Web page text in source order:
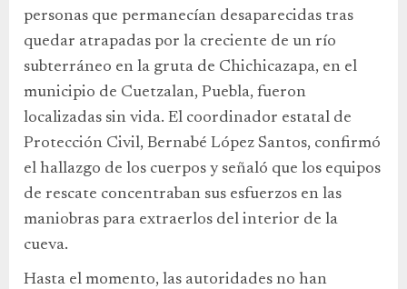
personas que permanecían desaparecidas tras
quedar atrapadas por la creciente de un río
subterráneo en la gruta de Chichicazapa, en el
municipio de Cuetzalan, Puebla, fueron
localizadas sin vida. El coordinador estatal de
Protección Civil, Bernabé López Santos, confirmó
el hallazgo de los cuerpos y señaló que los equipos
de rescate concentraban sus esfuerzos en las
maniobras para extraerlos del interior de la
cueva.
Hasta el momento, las autoridades no han